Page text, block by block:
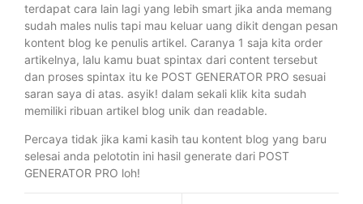
terdapat cara lain lagi yang lebih smart jika anda memang
sudah males nulis tapi mau keluar uang dikit dengan pesan
kontent blog ke penulis artikel. Caranya 1 saja kita order
artikelnya, lalu kamu buat spintax dari content tersebut
dan proses spintax itu ke POST GENERATOR PRO sesuai
saran saya di atas. asyik! dalam sekali klik kita sudah
memiliki ribuan artikel blog unik dan readable.
Percaya tidak jika kami kasih tau kontent blog yang baru
selesai anda pelototin ini hasil generate dari POST
GENERATOR PRO loh!